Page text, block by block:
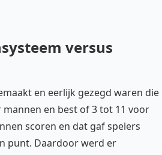
versus
en eerlijk gezegd waren die
en best of 3 tot 11 voor
scoren en dat gaf spelers
punt. Daardoor werd er